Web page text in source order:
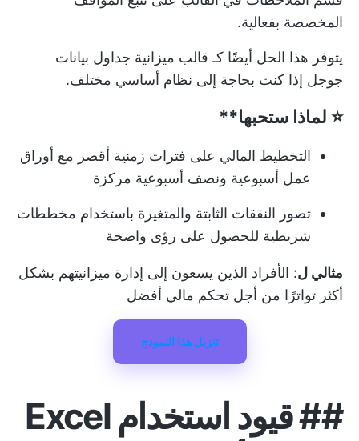
المخصصة بفعالية.
يتوفر هذا الحل أيضًا كـ قالب ميزانية جداول بيانات
جوجل إذا كنت بحاجة إلى نظام أساسي مختلف.
⭐ لماذا ستحبها**
التخطيط المالي على فترات زمنية أقصر مع أوراق
عمل أسبوعية ونصف أسبوعية مركزة
تصور النفقات الثابتة والمتغيرة باستخدام مخططات
شريطية للحصول على رؤى واضحة
مثالي ل: الأفراد الذين يسعون إلى إدارة ميزانيتهم بشكل
أكثر تواترًا من أجل تحكم مالي أفضل
تنزيل هذا النموذج
##
قيود استخدام Excel